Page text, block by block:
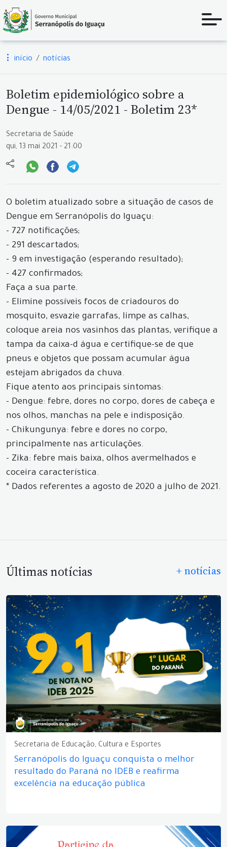
início notícias
Boletim epidemiológico sobre a
Dengue - 14/05/2021 - Boletim 23*
Secretaria de Saúde
qui, 13 mai 2021 - 21:00
O boletim atualizado sobre a situação de casos de
Dengue em Serranópolis do Iguaçu:
- 727 notificações;
- 291 descartados;
- 9 em investigação (esperando resultado);
- 427 confirmados;
Faça a sua parte.
- Elimine possíveis focos de criadouros do
mosquito, esvazie garrafas, limpe as calhas,
coloque areia nos vasinhos das plantas, verifique a
tampa da caixa-d água e certifique-se de que
pneus e objetos que possam acumular água
estejam abrigados da chuva.
Fique atento aos principais sintomas:
- Dengue: febre, dores no corpo, dores de cabeça e
nos olhos, manchas na pele e indisposição.
- Chikungunya: febre e dores no corpo,
principalmente nas articulações.
- Zika: febre mais baixa, olhos avermelhados e
coceira característica.
* Dados referentes a agosto de 2020 a julho de 2021.
Últimas notícias + notícias
Secretaria de Educação, Cultura e Esportes
Serranópolis do Iguaçu conquista o melhor
resultado do Paraná no IDEB e reafirma
excelência na educação pública